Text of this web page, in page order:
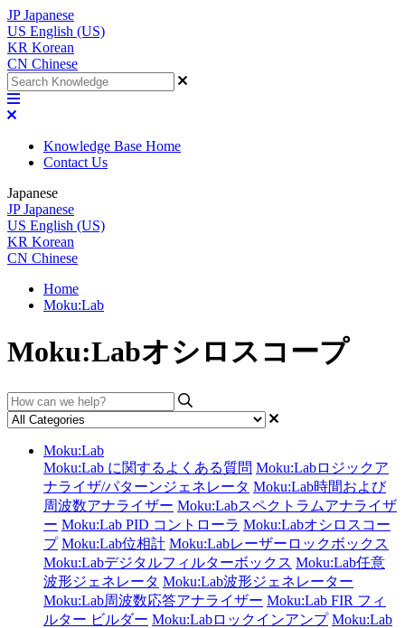
JP Japanese
US English (US)
KR Korean
CN Chinese
Knowledge Base Home
Contact Us
Japanese
JP Japanese
US English (US)
KR Korean
CN Chinese
Home
Moku:Lab
Moku:Labオシロスコープ
Moku:Lab
Moku:Lab に関するよくある質問 Moku:Labロジックア
ナライザ/パターンジェネレータ Moku:Lab時間および
周波数アナライザー Moku:Labスペクトラムアナライザ
ー Moku:Lab PID コントローラ Moku:Labオシロスコー
プ Moku:Lab位相計 Moku:Labレーザーロックボックス
Moku:Labデジタルフィルターボックス Moku:Lab任意
波形ジェネレータ Moku:Lab波形ジェネレーター
Moku:Lab周波数応答アナライザー Moku:Lab FIR フィ
ルター ビルダー Moku:Labロックインアンプ Moku:Lab